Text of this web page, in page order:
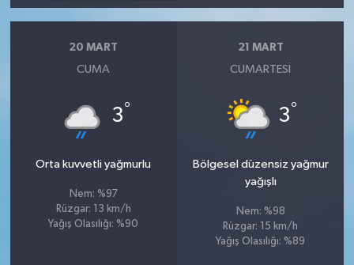
20 MART
CUMA
3°
Orta kuvvetli yağmurlu
Nem: %97
Rüzgar: 13 km/h
Yağış Olasılığı: %90
21 MART
CUMARTESI
3°
Bölgesel düzensiz yağmur
yağışlı
Nem: %98
Rüzgar: 15 km/h
Yağış Olasılığı: %89